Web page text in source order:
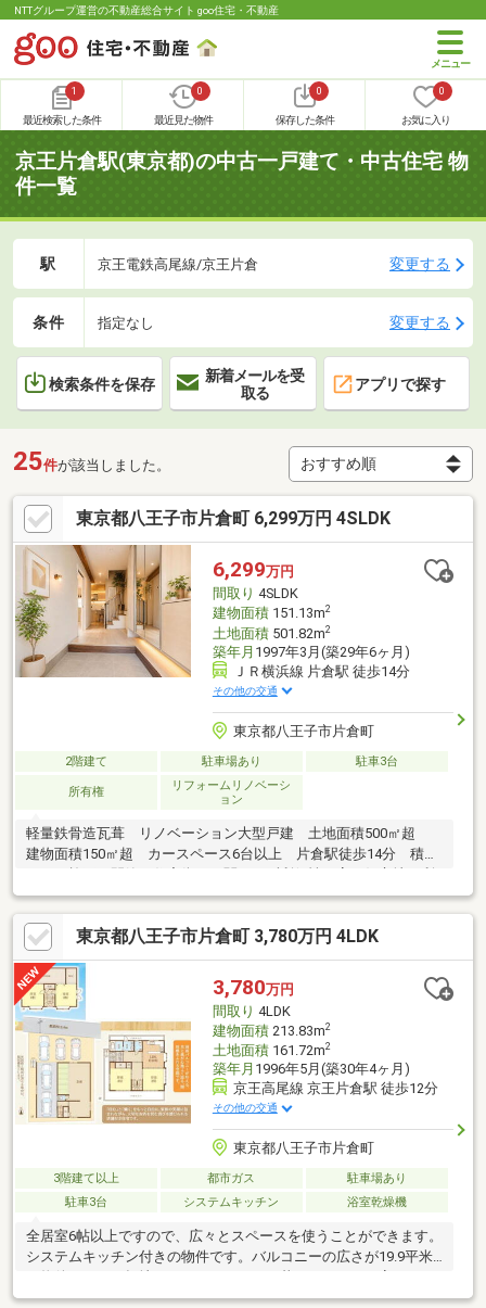
NTTグループ運営の不動産総合サイト goo住宅・不動産
1
最近検索した条件
0
最近見た物件
0
保存した条件
0
お気に入り
京王片倉駅(東京都)の中古一戸建て・中古住宅 物
件一覧
駅 京王電鉄高尾線/京王片倉 変更する
条件 指定なし 変更する
検索条件を保存
新着メールを受
取る
アプリで探す
25件が該当しました。
東京都八王子市片倉町 6,299万円 4SLDK
6,299万円
間取り 4SLDK
建物面積151.13m2
土地面積501.82m2
築年月 1997年3月(築29年6ヶ月)
ＪＲ横浜線 片倉駅 徒歩14分
その他の交通
東京都八王子市片倉町
2階建て 駐車場あり 駐車3台
所有権
リフォームリノベーシ
ョン
軽量鉄骨造瓦葺 リノベーション大型戸建 土地面積500㎡超
建物面積150㎡超 カースペース6台以上 片倉駅徒歩14分 積水
便性を兼ね備えた閑静な住宅街にある優良中古住宅。いつでもご
見学可能です。【FD:0120-130-510】◆■四季折々の緑豊かな住環
境に艶やかな一邸。≪住宅ローン／将来設計≫♪住宅ローンアドバ
イザーによる丁寧な資金アドバイス＆ローンシミュレーション。♪
ファイナンシャルプランナーによる将来へのご提案。
東京都八王子市片倉町 3,780万円 4LDK
3,780万円
間取り 4LDK
建物面積213.83m2
土地面積161.72m2
築年月 1996年5月(築30年4ヶ月)
京王高尾線 京王片倉駅 徒歩12分
その他の交通
東京都八王子市片倉町
3階建て以上 都市ガス
駐車場あり
駐車3台
システムキッチン 浴室乾燥機
全居室6帖以上ですので、広々とスペースを使うことができます。
システムキッチン付きの物件です。バルコニーの広さが19.9平米
す。交通のアクセスがしやすくと色んな所に行きやすいです。こ